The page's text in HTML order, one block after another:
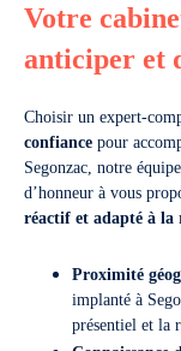
Votre
anticiper et
Choisir un expert-
confiance pour
Segonzac, notre
d’honneur à vous
réactif et adapté à
Proximité
implanté à
présentiel et la